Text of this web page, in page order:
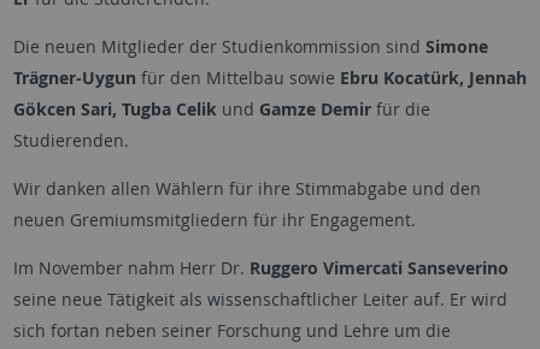
Die neuen Mitglieder der Studienkommission sind Simone
Trägner-Uygun für den Mittelbau sowie Ebru Kocatürk, Jennah
Gökcen Sari, Tugba Celikund Gamze Demirfür die
Studierenden.
Wir danken allen Wählern für ihre Stimmabgabe und den
neuen Gremiumsmitgliedern für ihr Engagement.
Im November nahm Herr Dr. Ruggero Vimercati Sanseverino
seine neue Tätigkeit als wissenschaftlicher Leiter auf. Er wird
sich fortan neben seiner Forschung und Lehre um die